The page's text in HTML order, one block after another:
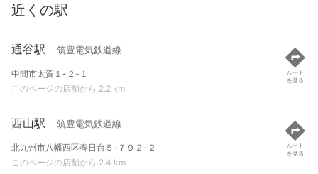
近くの駅
通谷駅 筑豊電気鉄道線
中間市太賀１-２-１
このページの店舗から 2.2 km
ルート
を見る
西山駅 筑豊電気鉄道線
北九州市八幡西区春日台５-７９２-２
このページの店舗から 2.4 km
ルート
を見る